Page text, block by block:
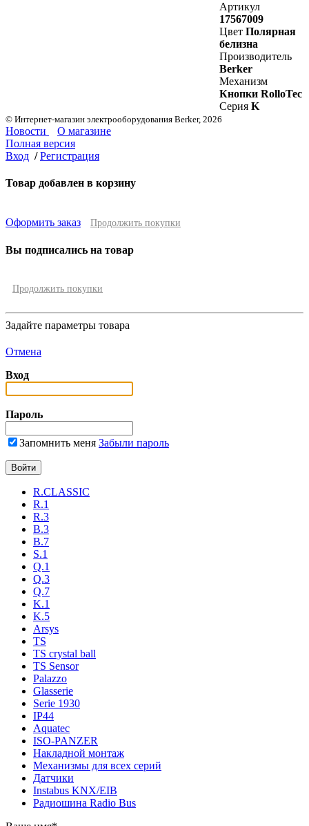
Артикул
17567009
Цвет Полярная
белизна
Производитель
Berker
Механизм
Кнопки RolloTec
Серия K
© Интернет-магазин электрооборудования Berker, 2026
Новости
О магазине
Полная версия
Вход / Регистрация
Товар добавлен в корзину
Оформить заказ Продолжить покупки
Вы подписались на товар
Продолжить покупки
Задайте параметры товара
Отмена
Вход
Пароль
Запомнить меня Забыли пароль
R.CLASSIC
R.1
R.3
B.3
B.7
S.1
Q.1
Q.3
Q.7
K.1
K.5
Arsys
TS
TS crystal ball
TS Sensor
Palazzo
Glasserie
Serie 1930
IP44
Aquatec
ISO-PANZER
Накладной монтаж
Механизмы для всех серий
Датчики
Instabus KNX/EIB
Радиошина Radio Bus